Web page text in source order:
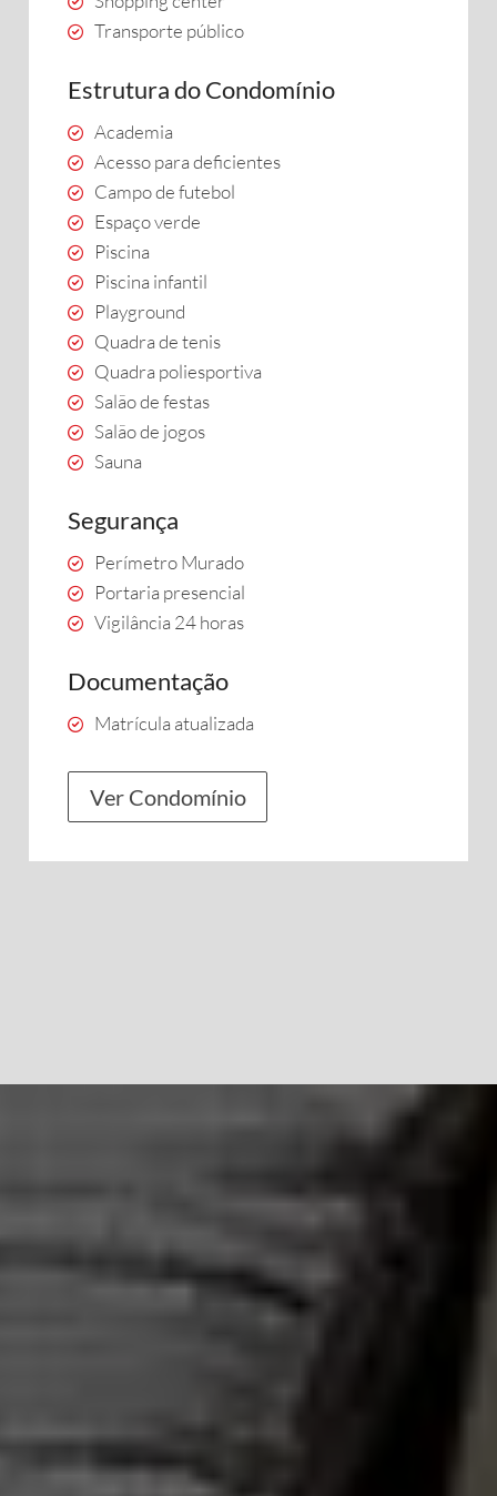
Transporte público
Estrutura do Condomínio
Academia
Acesso para deficientes
Campo de futebol
Espaço verde
Piscina
Piscina infantil
Playground
Quadra de tenis
Quadra poliesportiva
Salão de festas
Salão de jogos
Sauna
Segurança
Perímetro Murado
Portaria presencial
Vigilância 24 horas
Documentação
Matrícula atualizada
Ver Condomínio